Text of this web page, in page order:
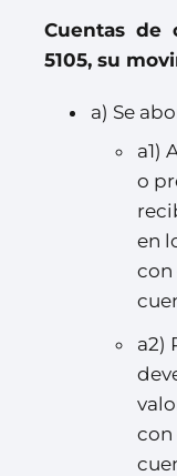
Cuentas de
5105, su
a) Se
a1)
o
en
con
a2)
con